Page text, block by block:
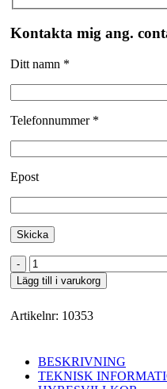
Kontakta mig ang.
Ditt namn *
Telefonnummer *
Epost
Kylcontainer
20
fot
kylrumsdörr
Lägg till i varukorg
Artikelnr: 10353
BESKRIVNING
TEKNISK